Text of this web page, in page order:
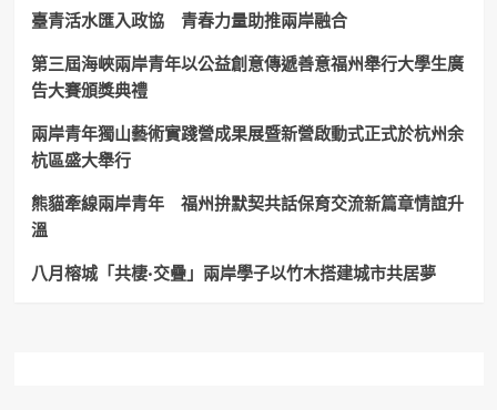
罰
了!
臺青活水匯入政協 青春力量助推兩岸融合
第三屆海峽兩岸青年以公益創意傳遞善意福州舉行大學生廣
告大賽頒獎典禮
兩岸青年獨山藝術實踐營成果展暨新營啟動式正式於杭州余
杭區盛大舉行
熊貓牽線兩岸青年 福州拚默契共話保育交流新篇章情誼升
溫
八月榕城「共棲·交疊」兩岸學子以竹木搭建城市共居夢